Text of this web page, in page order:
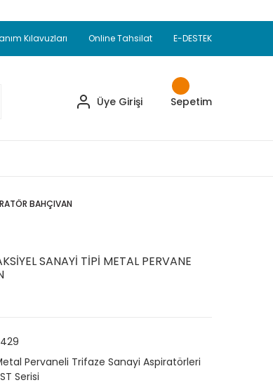
Sepette Ekstra %5 İskonto...
250 Adet Alımlarda Sepette
EMKO Ürünleri Alışverişlerinizde Sepette
Kılavuzları Online Tahsilat E-DESTEK
Üye Girişi Sepetim
BAHÇIVAN
SANAYİ TİPİ METAL PERVANE
Pervaneli Trifaze Sanayi Aspiratörleri
Serisi